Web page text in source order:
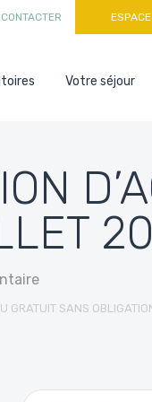
Votre séjour
GRATUIT SANS